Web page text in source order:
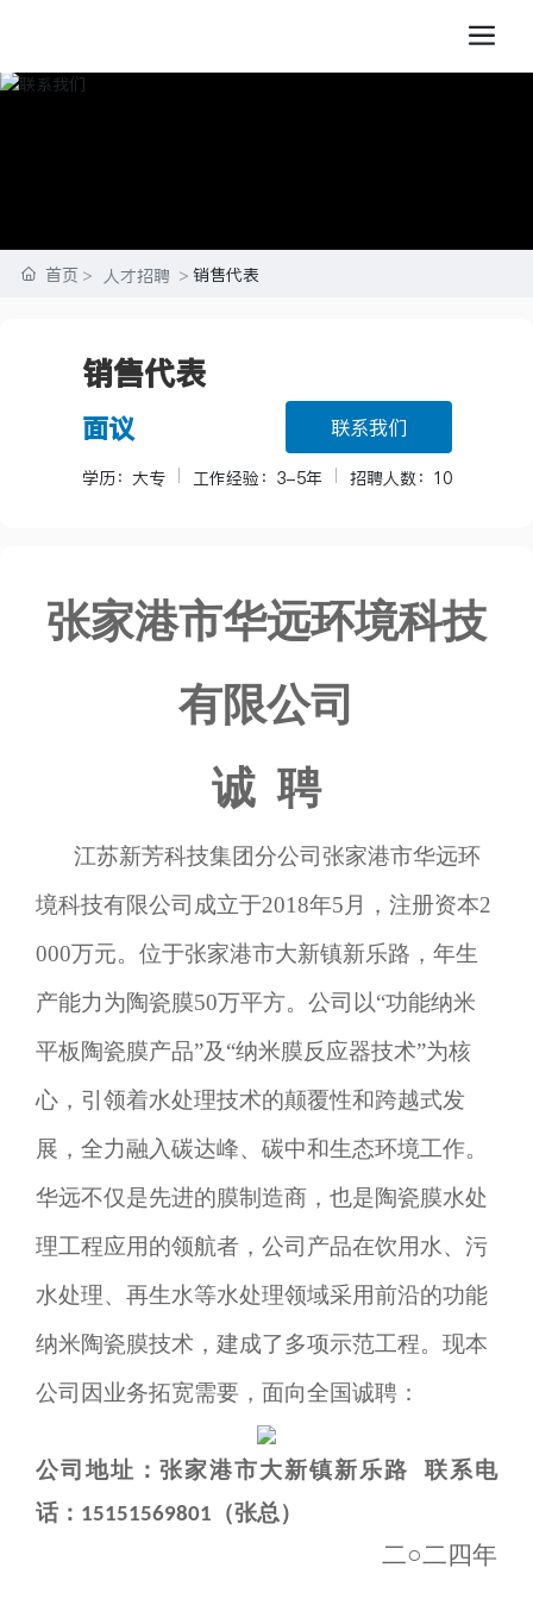
首页 人才招聘 销售代表
销售代表
面议 联系我们
学历： 大专 工作经验： 3-5年 招聘人数： 10
张家港市华远环境科技
有限公司
诚 聘
江苏新芳科技集团分公司张家港市华远环
境科技有限公司成立于2018年5月，注册资本2
000万元。位于张家港市大新镇新乐路，年生
产能力为陶瓷膜50万平方。 公司以“功能纳米
平板陶瓷膜产品”及“纳米膜反应器技术”为核
心，引领着水处理技术的颠覆性和跨越式发
展，全力融入碳达峰、碳中和生态环境工作。
华远不仅是先进的膜制造商，也是陶瓷膜水处
理工程应用的领航者，公司产品在饮用水、污
水处理、再生水等水处理领域采用前沿的功能
纳米陶瓷膜技术，建成了多项示范工程。 现本
公司因业务拓宽需要，面向全国诚聘：
公司 地址：张家港市大新镇新乐路
联系电
话： 15151569801 （张总）
二○二四年